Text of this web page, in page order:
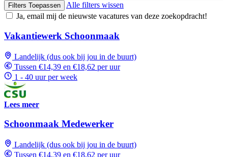
Filters Toepassen
Alle filters wissen
Ja, email mij de nieuwste vacatures van deze zoekopdracht!
Vakantiewerk Schoonmaak
Landelijk (dus ook bij jou in de buurt)
Tussen €14,39 en €18,62 per uur
1 - 40 uur per week
Lees meer
Schoonmaak Medewerker
Landelijk (dus ook bij jou in de buurt)
Tussen €14,39 en €18,62 per uur